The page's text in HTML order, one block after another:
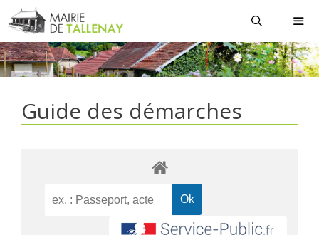
Aller
au
contenu
Guide des démarches